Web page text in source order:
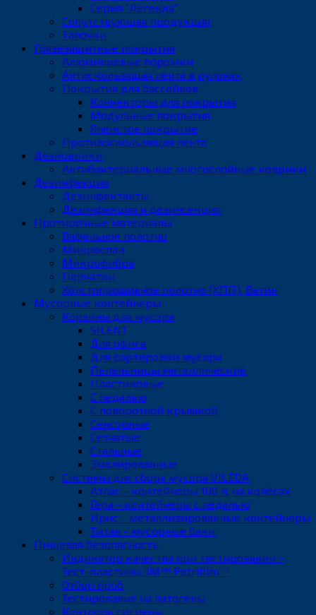
Серия "Легенда"
Сопутствующая продукция
Тапочки
Грязезащитные покрытия
Алюминиевые порожки
Антискользящая лента в рулонах
Покрытия для бассейнов
Коннекторы для покрытия
Модульные покрытия
Ячеистое покрытие
Противоскользящая лента
Дезковрики
Антибактериальные многослойные коврики
Дезинфекция
Дезинфектанты
Дезинфекция и дезинсекция
Протирочные материалы
Вафельное полотно
Микроспан
Микрофибра
Перчатки
Холстопрошивное полотно (ХПП), Ватин
Мусорные контейнеры
Корзины для мусора
SILENT
Для офиса
Для сортировки мусора
Пепельницы металлические
Пластиковые
С педалью
С поворотной крышкой
Сенсорные
Сетчатые
Стальные
Эмалированные
Системы для сбора мусора VILEDA
Атлас - контейнеры 100 л, на колёсах
Гера - контейнеры с педалью
Ирис - металлизированные контейнеры
Титан - мусорные баки
Пищевая безопасность
Индикатор качества при тестировании -
Тест-пластины 3M™ Petrifilm™
Отбор проб
Тестирование на патогены
Контроль гигиены